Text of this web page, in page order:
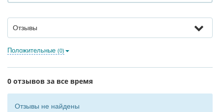
Отзывы
Положительные (0)
0 отзывов за все время
Отзывы не найдены